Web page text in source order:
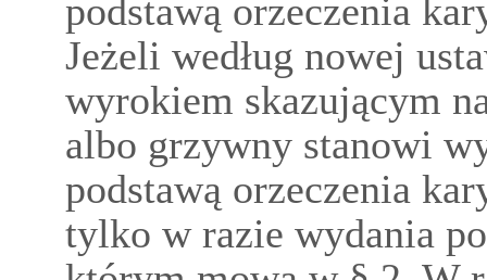
podstawą orzeczenia
Jeżeli według nowej
wyrokiem skazującym
albo grzywny stanowi
podstawą orzeczenia
tylko w razie wydania